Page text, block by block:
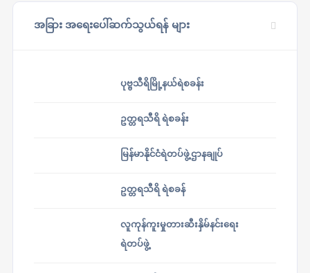
အခြား အရေးပေါ်ဆက်သွယ်ရန် များ
ပုဗ္ဗသီရိမြို့နယ်ရဲစခန်း
ဥတ္တရသီရိ ရဲစခန်း
မြန်မာနိုင်ငံရဲတပ်ဖွဲ့ဌာနချုပ်
ဥတ္တရသီရိ ရဲစခန်
လူကုန်ကူးမှုတားဆီးနှိမ်နင်းရေး
ရဲတပ်ဖွဲ့